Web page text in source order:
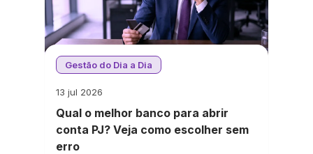
Gestão do Dia a Dia
13 jul 2026
Qual o melhor banco para abrir
conta PJ? Veja como escolher sem
erro